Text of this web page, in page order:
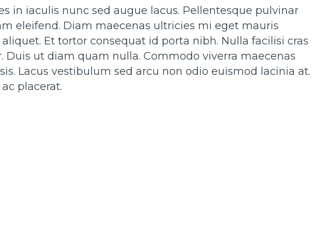
in iaculis nunc sed augue lacus. Pellentesque pulvinar
eleifend. Diam maecenas ultricies mi eget mauris
Et tortor consequat id porta nibh. Nulla facilisi cras
ut diam quam nulla. Commodo viverra maecenas
Lacus vestibulum sed arcu non odio euismod lacinia at.
placerat.